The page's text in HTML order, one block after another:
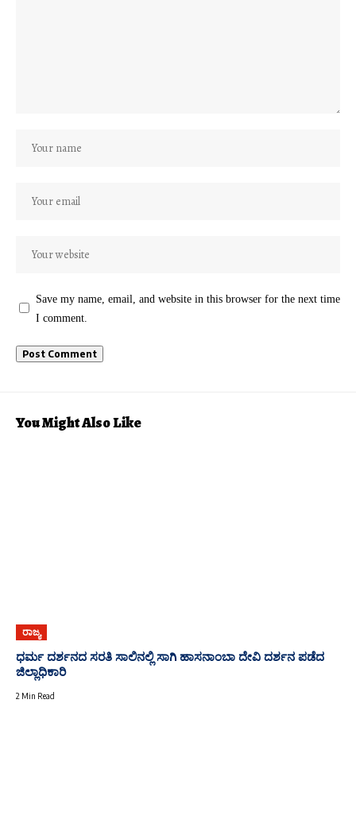
Save my name, email, and website in this browser for the next time
I comment.
You Might Also Like
ರಾಜ್ಯ
ಧರ್ಮ ದರ್ಶನದ ಸರತಿ ಸಾಲಿನಲ್ಲಿ ಸಾಗಿ ಹಾಸನಾಂಬಾ ದೇವಿ ದರ್ಶನ ಪಡೆದ
ಜಿಲ್ಲಾಧಿಕಾರಿ
2 Min Read